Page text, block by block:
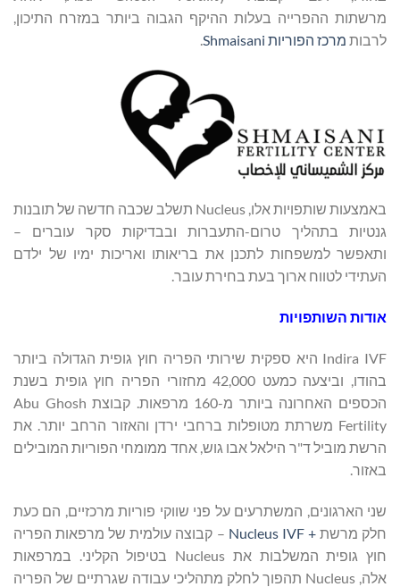
מרשתות ההפרייה בעלות ההיקף הגבוה ביותר במזרח התיכון,
לרבות מרכז הפוריות Shmaisani
באמצעות שותפויות אלו, Nucleus תשלב שכבה חדשה של תובנות
גנטיות בתהליך טרום-התעברות ובבדיקות סקר עוברים –
ותאפשר למשפחות לתכנן את בריאותו ואריכות ימיו של ילדם
העתידי לטווח ארוך בעת בחירת עובר.
אודות השותפויות
Indira IVF היא ספקית שירותי הפריה חוץ גופית הגדולה ביותר
בהודו, וביצעה כמעט 42,000 מחזורי הפריה חוץ גופית בשנת
הכספים האחרונה ביותר מ-160 מרפאות. קבוצת Abu Ghosh
Fertility משרתת מטופלות ברחבי ירדן והאזור הרחב יותר. את
הרשת מוביל ד"ר הילאל אבו גוש, אחד ממומחי הפוריות המובילים
באזור.
שני הארגונים, המשתרעים על פני שווקי פוריות מרכזיים, הם כעת
חלק מרשת+
Nucleus IVF – קבוצה עולמית של מרפאות הפריה
חוץ גופית המשלבות את Nucleus בטיפול הקליני. במרפאות
אלה, Nucleus תהפוך לחלק מתהליכי עבודה שגרתיים של הפריה